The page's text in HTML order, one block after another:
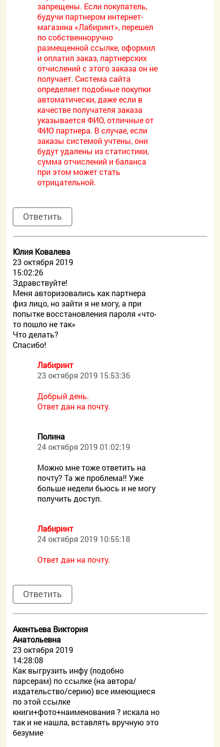
запрещены. Если покупатель,
будучи партнером интернет-
магазина «Лабиринт», перешел
по собственноручно
размещенной ссылке, оформил
и оплатил заказ, партнерских
отчислений с этого заказа он не
получает. Система сайта
определяет подобные покупки
автоматически, даже если в
качестве получателя заказа
указывается ФИО, отличные от
ФИО партнера. В случае, если
заказы системой учтены, они
будут удалены из статистики,
сумма отчислений и баланса
при этом может стать
отрицательной.
Ответить
Юлия Ковалева
23 октября 2019
15:02:26
Здравствуйте!
Меня авторизовались как партнера
физ лицо, но зайти я не могу, а при
попытке восстановления пароля «что-
то пошло не так»
Что делать?
Спасибо!
Лабиринт
23 октября 2019 15:53:36
Добрый день.
Ответ дан на почту.
Полина
24 октября 2019 01:02:19
Можно мне тоже ответить на
почту? Та же проблема!! Уже
больше недели бьюсь и не могу
получить доступ.
Лабиринт
24 октября 2019 10:55:18
Ответ дан на почту.
Ответить
Акентьева Виктория
Анатольевна
23 октября 2019
14:28:08
Как выгрузить инфу (подобно
парсерам) по ссылке (на автора/
издательство/серию) все имеющиеся
по этой ссылке
книги+фото+наименования ? искала но
так и не нашла, вставлять вручную это
безумие